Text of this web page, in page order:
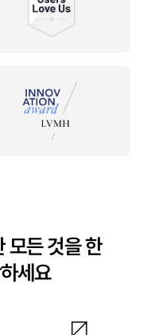
모든 것을 한
세요